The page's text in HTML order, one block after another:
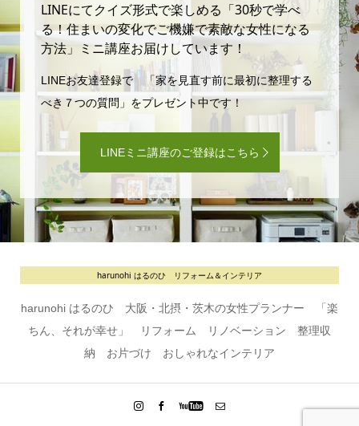
LINEにてクイズ形式で楽しめる「30秒で学べ
る！住まいの変化でご機嫌で素敵な女性になる
方法」ミニ講座お届けしています！
LINEお友達登録で 「家を見直す前に最初に整理する
べき７つの質問」をプレゼント中です！
LINEミニ講座のご登録はこちら
harunohi はるのひ リフォーム＆インテリア
harunohi はるのひ 大阪・北摂・茨木の女性プランナー 「楽
ちん、それが幸せ」 リフォーム リノベーション 整理収
納 お片づけ おしゃれなインテリア